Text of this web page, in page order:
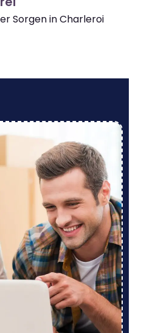
Sorgen in Charleroi